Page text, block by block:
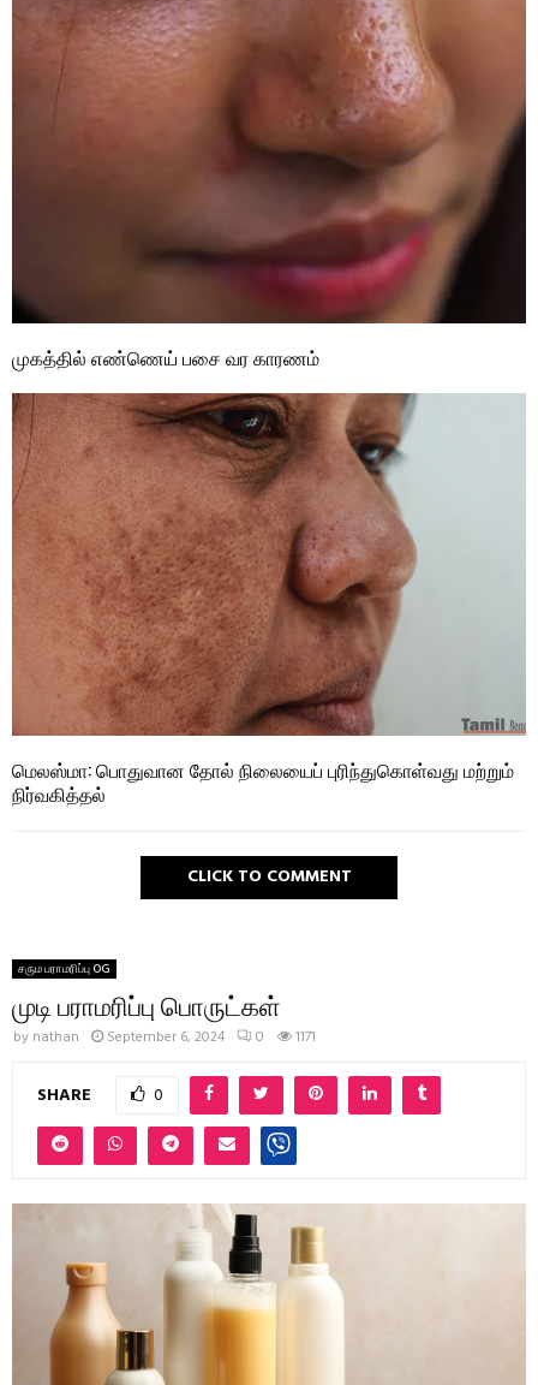
முகத்தில் எண்ணெய் பசை வர காரணம்
மெலஸ்மா: பொதுவான தோல் நிலையைப் புரிந்துகொள்வது மற்றும்
நிர்வகித்தல்
CLICK TO COMMENT
சரும பராமரிப்பு OG
முடி பராமரிப்பு பொருட்கள்
by nathan September 6, 2024 0 1171
SHARE 0